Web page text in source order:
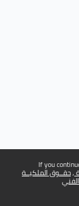
If you
حقــوق الملكيــة